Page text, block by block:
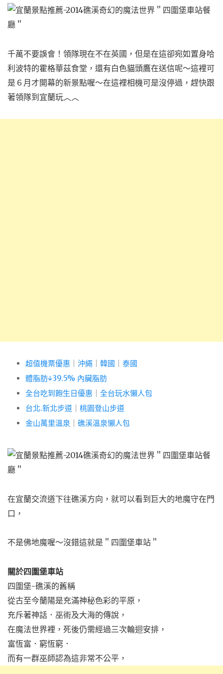
千萬不要誤會！領隊現在不在英國，但是在這卻宛如置身哈
利波特的霍格華茲食堂，還有白色貓頭鷹在送信呢～這裡可
是６月才開幕的新景點喔～在這裡相機可是沒停過，趕快跟
著領隊到宜蘭玩︿︿
超值機票優惠 沖繩 韓國
泰國
體脂肪↓39.5% 內臟脂肪
全台吃到飽生日優惠
全台玩水懶人包
台北.新北步道
桃園登山步道
金山萬里溫泉
礁溪溫泉懶人包
在宜蘭交流道下往礁溪方向， 就可以看到巨大的地魔守在門
口，
不是佛地魔喔～沒錯這就是＂四圍堡車站＂
關於四圍堡車站
四圍堡-礁溪的舊稱
從古至今蘭陽是充滿神秘色彩的平原，
充斥著神話．巫術及大海的傳說，
在魔法世界裡，死後仍需經過三次輪迴安排，
富恆富．窮恆窮．
而有一群巫師認為這非常不公平，